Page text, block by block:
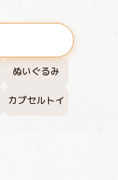
ぬいぐるみ
カプセルトイ